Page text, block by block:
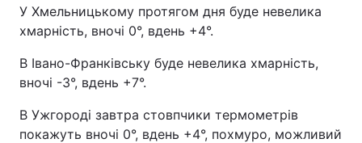
У Хмельницькому протягом дня буде невелика
хмарність, вночі 0°, вдень +4°.
В Івано-Франківську буде невелика хмарність,
вночі -3°, вдень +7°.
В Ужгороді завтра стовпчики термометрів
покажуть вночі 0°, вдень +4°, похмуро, можливий